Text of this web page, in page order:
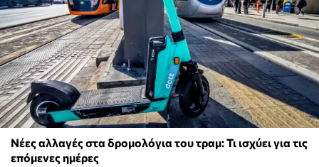
Νέες αλλαγές στα δρομολόγια του τραμ: Τι ισχύει για τις
επόμενες ημέρες